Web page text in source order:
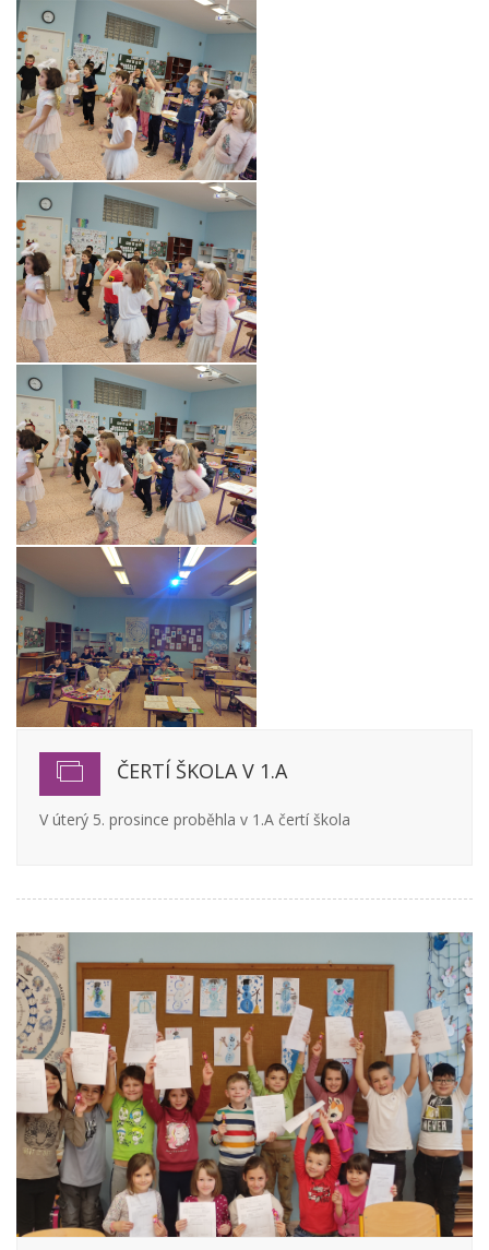
ČERTÍ ŠKOLA V 1.A
V úterý 5. prosince proběhla v 1.A čertí škola